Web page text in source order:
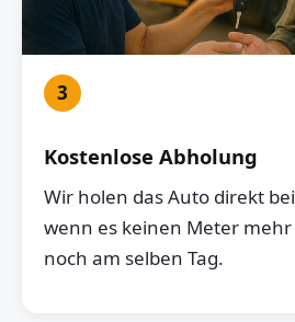
3
Kostenlose Abholung
Wir holen das Auto direkt
wenn es keinen Meter
noch am selben Tag.